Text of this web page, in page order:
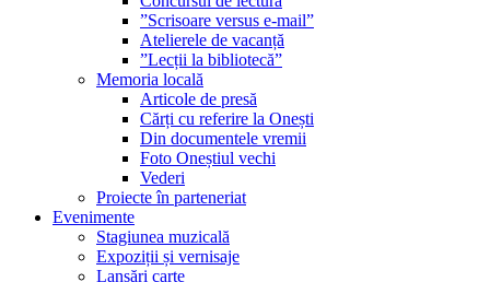
”Scrisoare versus e-mail”
Atelierele de vacanță
”Lecții la bibliotecă”
Memoria locală
Articole de presă
Cărți cu referire la Onești
Din documentele vremii
Foto Oneștiul vechi
Vederi
Proiecte în parteneriat
Evenimente
Stagiunea muzicală
Expoziții și vernisaje
Lansări carte